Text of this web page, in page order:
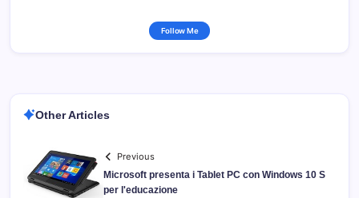
Follow Me
Other Articles
Previous
Microsoft presenta i Tablet PC con Windows 10 S
per l'educazione